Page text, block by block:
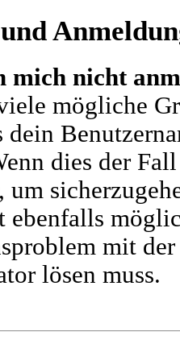
mich nicht
mögliche
dein
dies der
ebenfalls
mit
lösen muss.